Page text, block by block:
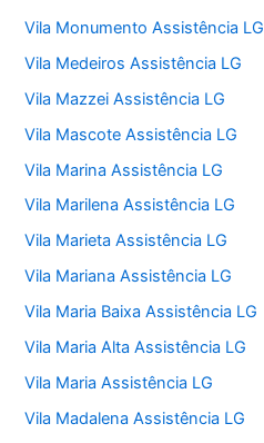
Vila Monumento Assistência LG
Vila Medeiros Assistência LG
Vila Mazzei Assistência LG
Vila Mascote Assistência LG
Vila Marina Assistência LG
Vila Marilena Assistência LG
Vila Marieta Assistência LG
Vila Mariana Assistência LG
Vila Maria Baixa Assistência LG
Vila Maria Alta Assistência LG
Vila Maria Assistência LG
Vila Madalena Assistência LG